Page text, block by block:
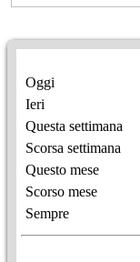
Oggi
Ieri
Questa settimana
Scorsa settimana
Questo mese
Scorso mese
Sempre